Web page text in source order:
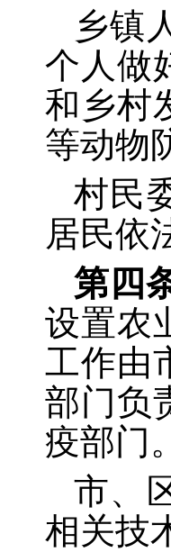
乡镇
个人做
和乡村
等动物
村民
居民依
第四
设置农
工作由
部门负
疫部门。
市、
相关技